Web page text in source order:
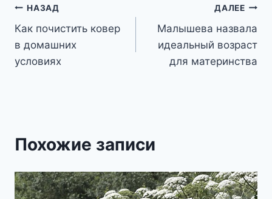
Навигация
по
записям
НАЗАД
Как почистить ковер
в домашних
условиях
ДАЛЕЕ
Малышева назвала
идеальный возраст
для материнства
Похожие записи